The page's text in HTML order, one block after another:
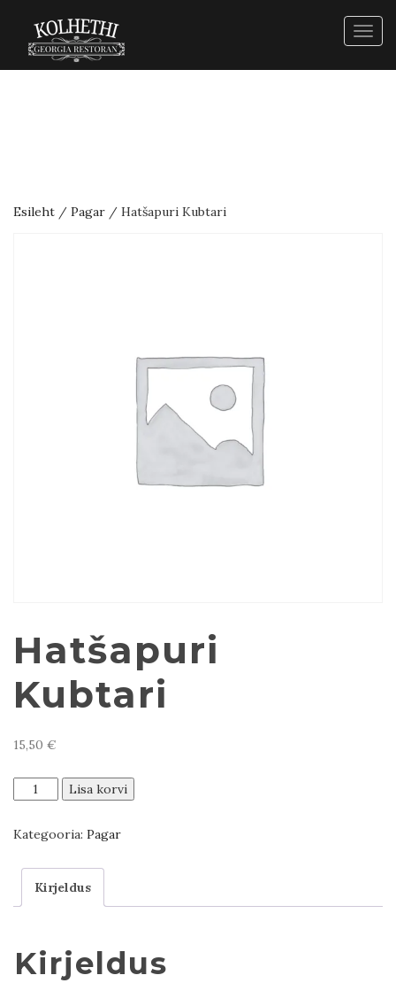
Esileht / Pagar / Hatšapuri Kubtari
Hatšapuri
Kubtari
15,50 €
Hatšapuri
Kubtari
Lisa korvi
Kategooria: Pagar
Kirjeldus
Kirjeldus